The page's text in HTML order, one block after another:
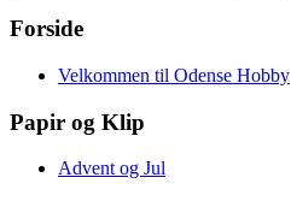
Forside
Velkommen til Odense Hobby
Papir og Klip
Advent og Jul